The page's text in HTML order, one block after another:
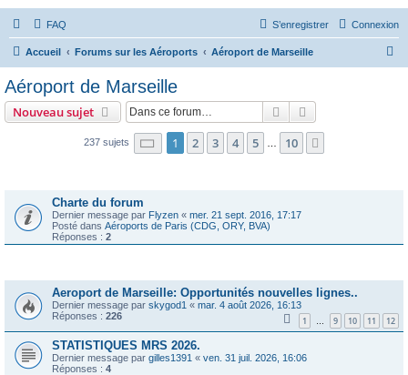
FAQ Connexion
S’enregistrer
Accueil Forums sur les Aéroports Aéroport de Marseille
r
Aéroport de Marseille
Nouveau sujet Rechercher
237 sujets Page 1sur10
1 2 3 4 5 10
Charte du forum
Dernier message par Flyzen « mer. 21 sept. 2016, 17:17
Posté dans Aéroports de Paris (CDG, ORY, BVA)
Réponses : 2
Aeroport de Marseille: Opportunités nouvelles lignes..
Dernier message par skygod1 « mar. 4 août 2026, 16:13
Réponses : 226 1 … 9 10 11 12
STATISTIQUES MRS 2026.
Dernier message par gilles1391 « ven. 31 juil. 2026, 16:06
Réponses : 4